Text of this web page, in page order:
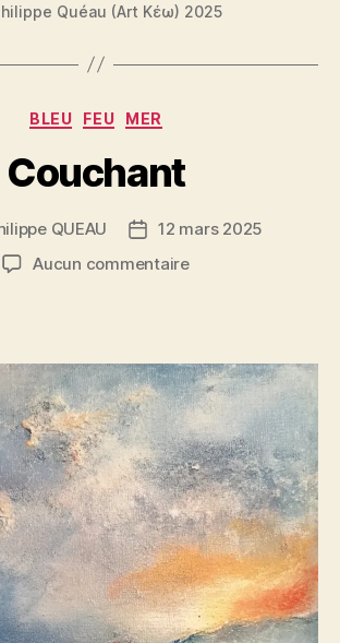
Quéau (Art Κέω) 2025
Catégories
BLEU FEU MER
Couchant
QUEAU
Date
de
12 mars 2025
Aucun commentairesur